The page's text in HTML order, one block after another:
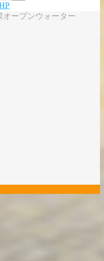
オープンウォーター